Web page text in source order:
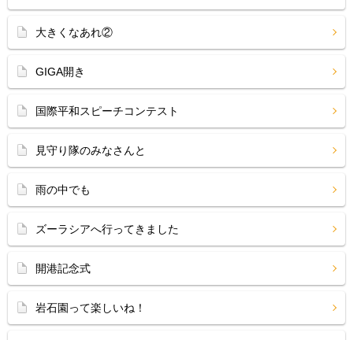
大きくなあれ②
GIGA開き
国際平和スピーチコンテスト
見守り隊のみなさんと
雨の中でも
ズーラシアへ行ってきました
開港記念式
岩石園って楽しいね！